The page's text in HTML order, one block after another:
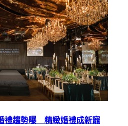
禮趨勢曝 精緻婚禮成新寵